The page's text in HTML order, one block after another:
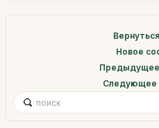
Новое
Следующее